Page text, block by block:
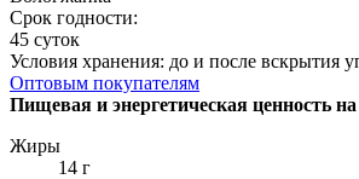
Срок годности:
45 суток
Условия хранения: до и после вскрытия
Оптовым покупателям
Пищевая и энергетическая ценность
Жиры
14 г